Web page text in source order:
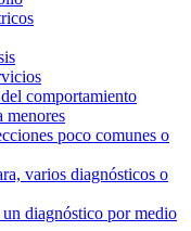
comportamiento
menores
poco comunes o
varios diagnósticos o
diagnóstico por medio